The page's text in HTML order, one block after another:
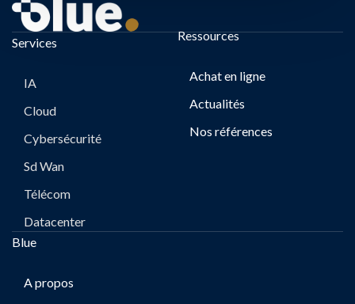
Services
IA
Cloud
Cybersécurité
Sd Wan
Télécom
Datacenter
Ressources
Achat en ligne
Actualités
Nos références
Blue
A propos